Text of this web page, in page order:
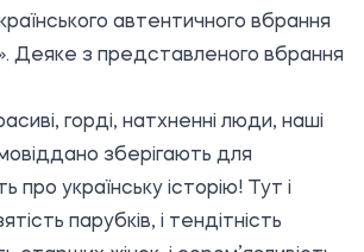
автентичного вбрання
Деяке з представленого вбрання
горді, натхненні люди, наші
зберігають для
про українську історію! Тут і
парубків, і тендітність